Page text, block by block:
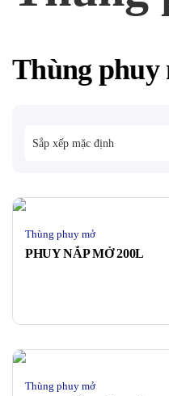
Thùng phuy
Thùng phuy mở
PHUY NẮP MỞ 200L
Thùng phuy mở